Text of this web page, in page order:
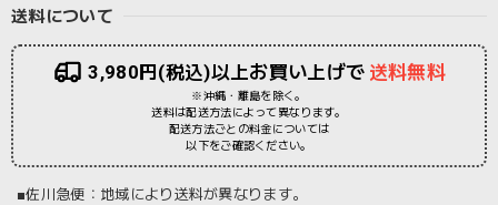
送料について
3,980円(税込)以上お買い上げで 送料無料
※沖縄・離島を除く。
送料は配送方法によって異なります。
配送方法ごとの料金については
以下をご確認ください。
■佐川急便：地域により送料が異なります。